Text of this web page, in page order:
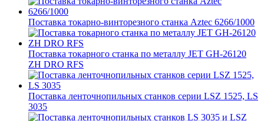
Поставка токарно-винторезного станка Aztec 6266/1000
Поставка токарного станка по металлу JET GH-26120
ZH DRO RFS
Поставка ленточнопильных станков серии LSZ 1525, LS
3035